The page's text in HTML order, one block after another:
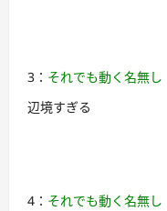
3： それでも動く名無し
辺境すぎる
4： それでも動く名無し